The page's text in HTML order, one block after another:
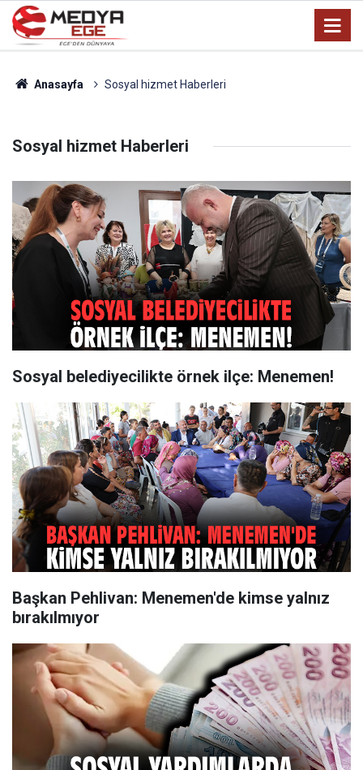
Anasayfa Sosyal hizmet Haberleri
Sosyal hizmet Haberleri
Sosyal belediyecilikte örnek ilçe: Menemen!
Başkan Pehlivan: Menemen'de kimse yalnız
bırakılmıyor